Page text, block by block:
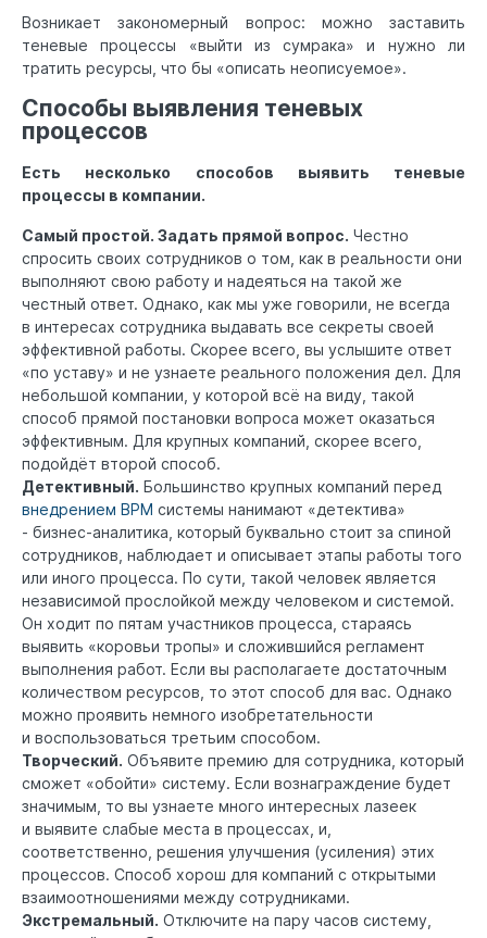
Возникает закономерный вопрос: можно заставить
теневые процессы «выйти из сумрака» и нужно ли
тратить ресурсы, что бы «описать неописуемое».
Способы выявления теневых
процессов
Есть несколько способов выявить теневые
процессы в компании.
Самый простой. Задать прямой вопрос. Честно
спросить своих сотрудников о том, как в реальности они
выполняют свою работу и надеяться на такой же
честный ответ. Однако, как мы уже говорили, не всегда
в интересах сотрудника выдавать все секреты своей
эффективной работы. Скорее всего, вы услышите ответ
«по уставу» и не узнаете реального положения дел. Для
небольшой компании, у которой всё на виду, такой
способ прямой постановки вопроса может оказаться
эффективным. Для крупных компаний, скорее всего,
подойдёт второй способ.
Детективный. Большинство крупных компаний перед
внедрением BPM системы нанимают «детектива»
- бизнес-аналитика, который буквально стоит за спиной
сотрудников, наблюдает и описывает этапы работы того
или иного процесса. По сути, такой человек является
независимой прослойкой между человеком и системой.
Он ходит по пятам участников процесса, стараясь
выявить «коровьи тропы» и сложившийся регламент
выполнения работ. Если вы располагаете достаточным
количеством ресурсов, то этот способ для вас. Однако
можно проявить немного изобретательности
и воспользоваться третьим способом.
Творческий. Объявите премию для сотрудника, который
сможет «обойти» систему. Если вознаграждение будет
значимым, то вы узнаете много интересных лазеек
и выявите слабые места в процессах, и,
соответственно, решения улучшения (усиления) этих
процессов. Способ хорош для компаний с открытыми
взаимоотношениями между сотрудниками.
Экстремальный. Отключите на пару часов систему,